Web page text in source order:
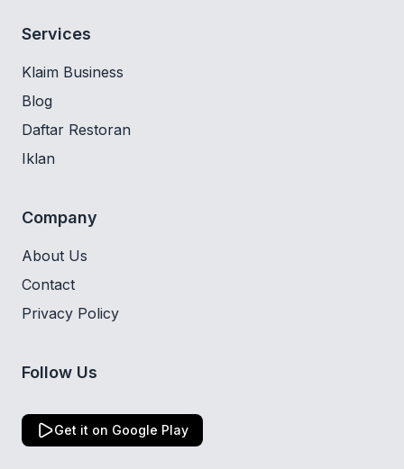
Services
Klaim Business
Blog
Daftar Restoran
Iklan
Company
About Us
Contact
Privacy Policy
Follow Us
Get it on Google Play